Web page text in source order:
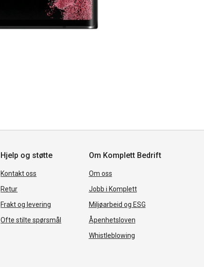
Hjelp og støtte
Kontakt oss
Retur
Frakt og levering
Ofte stilte spørsmål
Om Komplett Bedrift
Om oss
Jobb i Komplett
Miljøarbeid og ESG
Åpenhetsloven
Whistleblowing